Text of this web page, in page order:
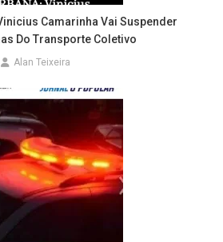
Camarinha Vai Suspender
Do Transporte Coletivo
Alan Teixeira